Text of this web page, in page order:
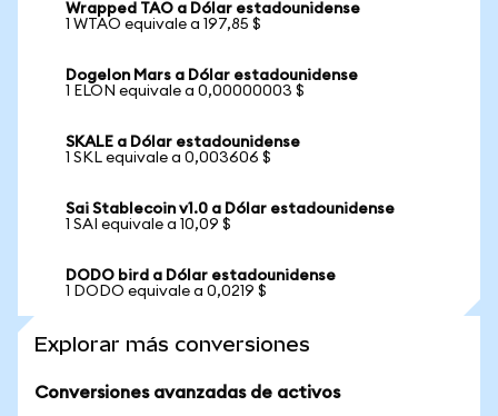
Wrapped TAO a Dólar estadounidense
1 WTAO equivale a 197,85 $
Dogelon Mars a Dólar estadounidense
1 ELON equivale a 0,00000003 $
SKALE a Dólar estadounidense
1 SKL equivale a 0,003606 $
Sai Stablecoin v1.0 a Dólar estadounidense
1 SAI equivale a 10,09 $
DODO bird a Dólar estadounidense
1 DODO equivale a 0,0219 $
Explorar más conversiones
Conversiones avanzadas de activos